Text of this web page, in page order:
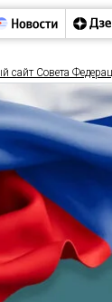
сайт Совета